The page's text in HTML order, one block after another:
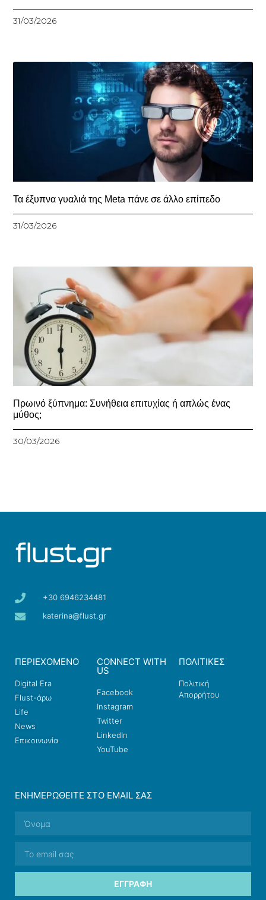
31/03/2026
Τα έξυπνα γυαλιά της Meta πάνε σε άλλο επίπεδο
31/03/2026
Πρωινό ξύπνημα: Συνήθεια επιτυχίας ή απλώς ένας
μύθος;
30/03/2026
+30 6946234481
katerina@flust.gr
ΠΕΡΙΕΧΟΜΕΝΟ
Digital Era
Flust-άρω
Life
News
Επικοινωνία
CONNECT WITH
US
Facebook
Instagram
Twitter
LinkedIn
YouTube
ΠΟΛΙΤΙΚΕΣ
Πολιτική
Απορρήτου
ΕΝΗΜΕΡΩΘΕΊΤΕ ΣΤΟ EMAIL ΣΑΣ
ΕΓΓΡΑΦΉ